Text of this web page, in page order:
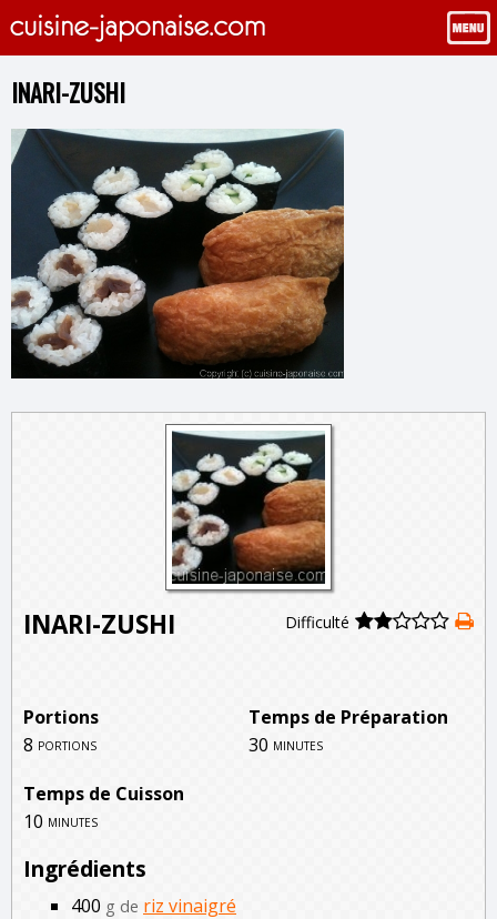
INARI-ZUSHI
INARI-ZUSHI Difficulté
Portions
Temps de Préparation
8 portions 30 minutes
Temps de Cuisson
10 minutes
Ingrédients
400 g de riz vinaigré